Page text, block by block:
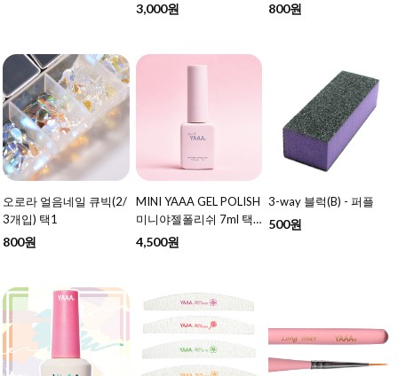
3,000원 800원
오로라 얼음네일 큐빅(2/
3개입) 택1
800원
MINI YAAA GEL POLISH
미니야젤폴리쉬 7ml 택1
- 여름 신상 추가
4,500원
3-way 블럭(B) - 퍼플
500원